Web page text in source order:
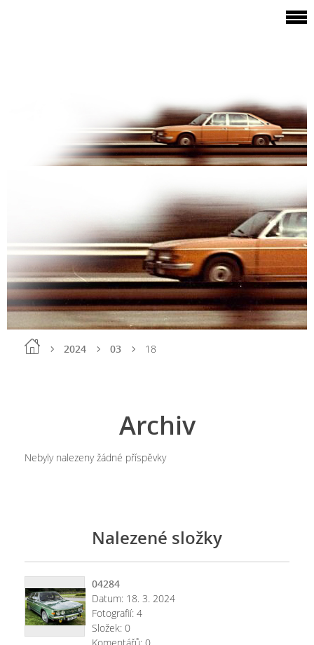
2024 03 18
Archiv
Nebyly nalezeny žádné příspěvky
Nalezené složky
04284
Datum: 18. 3. 2024
Fotografií: 4
Složek: 0